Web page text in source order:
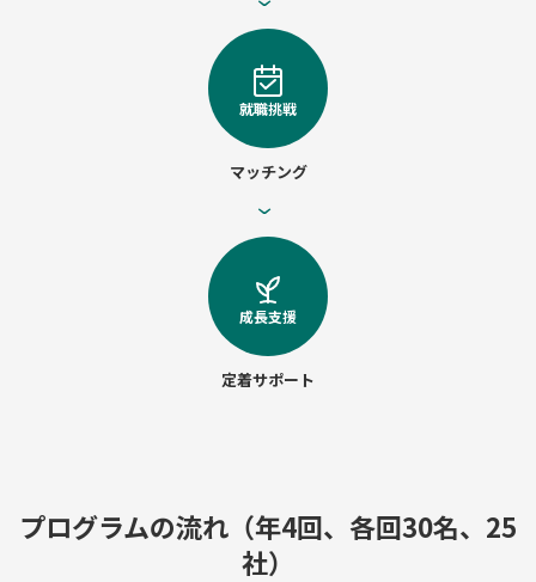
›
就職挑戦
マッチング
›
成長支援
定着サポート
プログラムの流れ（年4回、各回30名、25
社）